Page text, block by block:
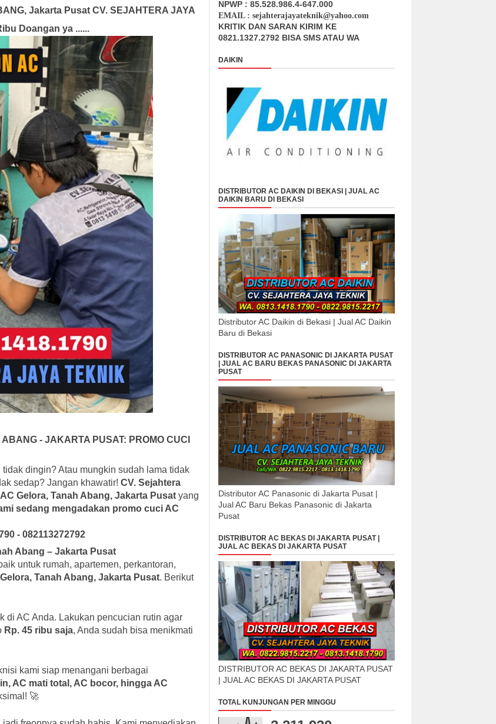
Jakarta Pusat CV. SEJAHTERA JAYA
Doangan ya ......
- JAKARTA PUSAT: PROMO CUCI
dingin? Atau mungkin sudah lama tidak
sedap? Jangan khawatir! CV. Sejahtera
Gelora, Tanah Abang, Jakarta Pusat yang
sedang mengadakan promo cuci AC
- 082113272792
Abang – Jakarta Pusat
untuk rumah, apartemen, perkantoran,
Gelora, Tanah Abang, Jakarta Pusat. Berikut
di AC Anda. Lakukan pencucian rutin agar
Rp. 45 ribu saja, Anda sudah bisa menikmati
kami siap menangani berbagai
AC mati total, AC bocor, hingga AC
🚀
NPWP : 85.528.986.4-647.000
EMAIL : sejahterajayateknik@yahoo.com
KRITIK DAN SARAN KIRIM KE
0821.1327.2792 BISA SMS ATAU WA
DAIKIN
DISTRIBUTOR AC DAIKIN DI BEKASI | JUAL AC
DAIKIN BARU DI BEKASI
Distributor AC Daikin di Bekasi | Jual AC Daikin
Baru di Bekasi
DISTRIBUTOR AC PANASONIC DI JAKARTA PUSAT
| JUAL AC BARU BEKAS PANASONIC DI JAKARTA
PUSAT
Distributor AC Panasonic di Jakarta Pusat |
Jual AC Baru Bekas Panasonic di Jakarta
Pusat
DISTRIBUTOR AC BEKAS DI JAKARTA PUSAT |
JUAL AC BEKAS DI JAKARTA PUSAT
DISTRIBUTOR AC BEKAS DI JAKARTA PUSAT
| JUAL AC BEKAS DI JAKARTA PUSAT
TOTAL KUNJUNGAN PER MINGGU